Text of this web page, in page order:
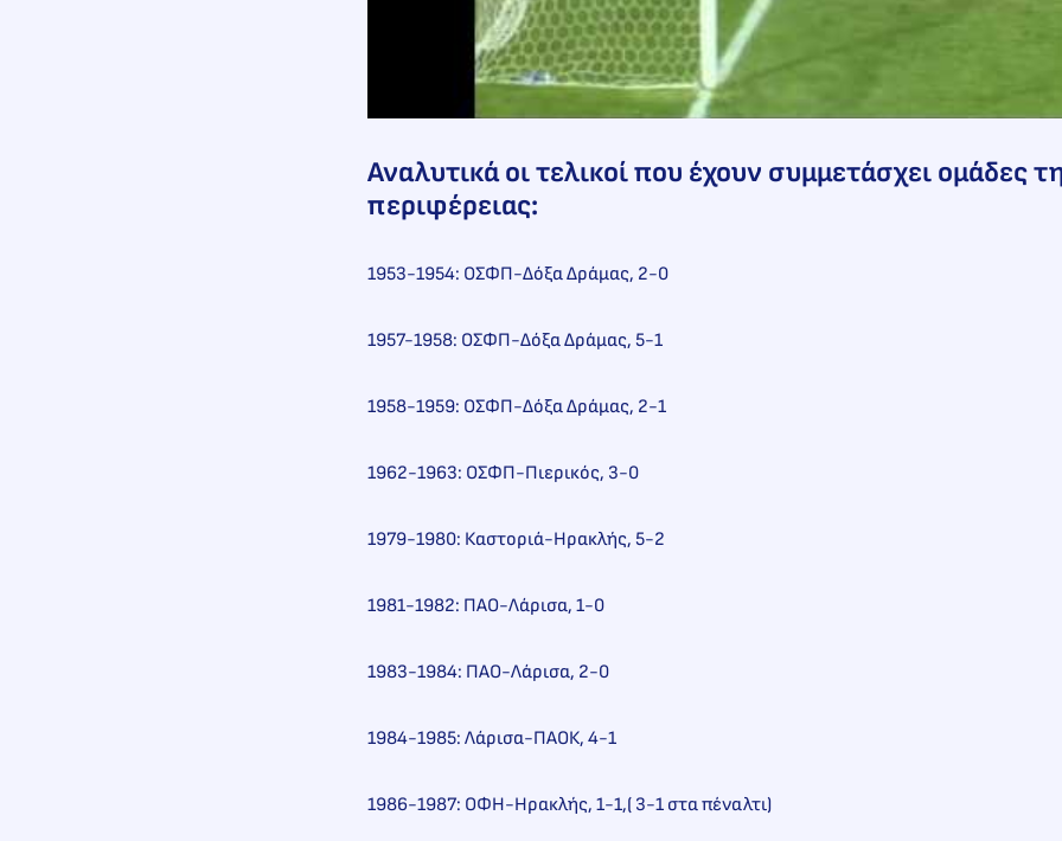
Αναλυτικά οι τελικοί που έχουν συμμετάσχει ομάδες
περιφέρειας:
1953-1954: ΟΣΦΠ-Δόξα Δράμας, 2-0
1957-1958: ΟΣΦΠ-Δόξα Δράμας, 5-1
1958-1959: ΟΣΦΠ-Δόξα Δράμας, 2-1
1962-1963: ΟΣΦΠ-Πιερικός, 3-0
1979-1980: Καστοριά-Ηρακλής, 5-2
1981-1982: ΠΑΟ-Λάρισα, 1-0
1983-1984: ΠΑΟ-Λάρισα, 2-0
1984-1985: Λάρισα-ΠΑΟΚ, 4-1
1986-1987: ΟΦΗ-Ηρακλής, 1-1,( 3-1 στα πέναλτι)